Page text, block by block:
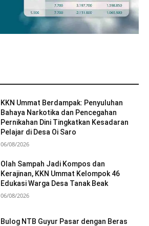
KKN Ummat Berdampak: Penyuluhan
Bahaya Narkotika dan Pencegahan
Pernikahan Dini Tingkatkan Kesadaran
Pelajar di Desa Oi Saro
06/08/2026
Olah Sampah Jadi Kompos dan
Kerajinan, KKN Ummat Kelompok 46
Edukasi Warga Desa Tanak Beak
06/08/2026
Bulog NTB Guyur Pasar dengan Beras